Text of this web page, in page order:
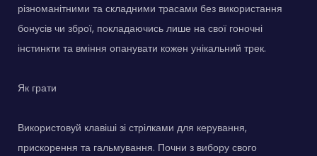
різноманітними та складними трасами без використання
бонусів чи зброї, покладаючись лише на свої гоночні
інстинкти та вміння опанувати кожен унікальний трек.
Як грати
Використовуй клавіші зі стрілками для керування,
прискорення та гальмування. Почни з вибору свого